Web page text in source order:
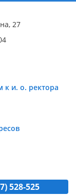
27
и. о. ректора
528-525